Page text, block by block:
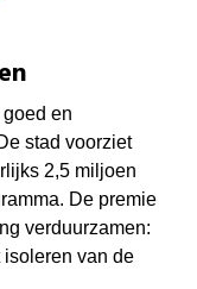
en
stad voorziet
2,5 miljoen
De premie
verduurzamen:
isoleren van de